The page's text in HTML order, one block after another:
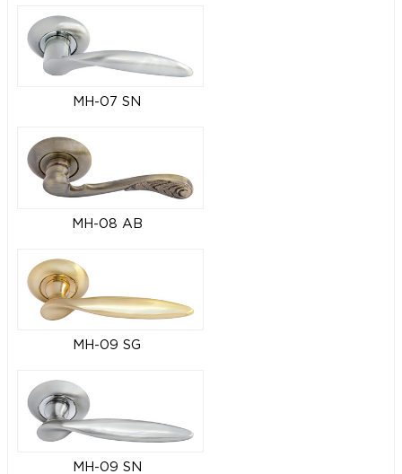
MH-07 SN
MH-08 AB
MH-09 SG
MH-09 SN